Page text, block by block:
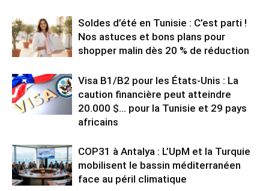
Soldes d’été en Tunisie : C’est parti !
Nos astuces et bons plans pour
shopper malin dès 20 % de réduction
Visa B1/B2 pour les États-Unis : La
caution financière peut atteindre
20.000 $… pour la Tunisie et 29 pays
africains
COP31 à Antalya : L’UpM et la Turquie
mobilisent le bassin méditerranéen
face au péril climatique